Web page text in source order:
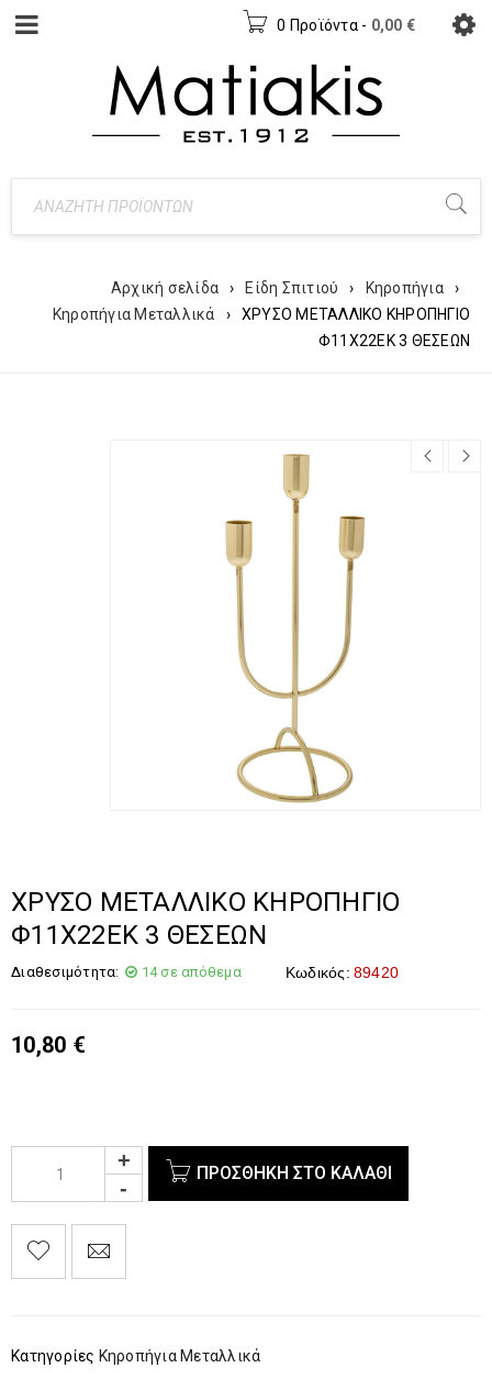
0 Προϊόντα - 0,00 €
Αρχική σελίδα › Είδη Σπιτιού › Κηροπήγια
›
Κηροπήγια Μεταλλικά
›
ΧΡΥΣΟ ΜΕΤΑΛΛΙΚΟ ΚΗΡΟΠΗΓΙΟ
Φ11Χ22ΕΚ 3 ΘΕΣΕΩΝ
ΧΡΥΣΟ ΜΕΤΑΛΛΙΚΟ ΚΗΡΟΠΗΓΙΟ
Φ11Χ22ΕΚ 3 ΘΕΣΕΩΝ
Διαθεσιμότητα: 14 σε απόθεμα Κωδικός: 89420
10,80 €
ΠΡΟΣΘΉΚΗ ΣΤΟ ΚΑΛΆΘΙ
Κατηγορίες Κηροπήγια Μεταλλικά